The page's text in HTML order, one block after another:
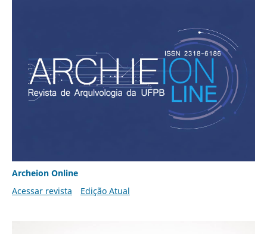
Archeion Online
Acessar revista
Edição Atual